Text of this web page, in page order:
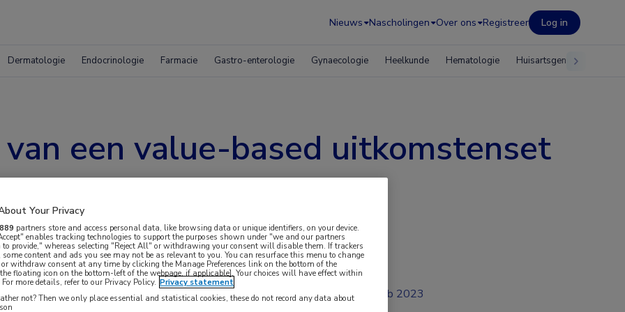
Nieuws Nascholingen Over ons Registreer Log in
Dermatologie Endocrinologie Farmacie Gastro-enterologie Gynaecologie Heelkunde Hematologie Huisartsgeneeskunde
een value-based uitkomstenset
een meer value-based benadering, is het
feb 2023
Your Privacy
889 partners store and access personal data, like browsing data or unique identifiers, on your device.
enables tracking technologies to support the purposes shown under "we and our partners
to provide," whereas selecting "Reject All" or withdrawing your consent will disable them. If trackers
some content and ads you see may not be as relevant to you. You can resurface this menu to change
or withdraw consent at any time by clicking the Manage Preferences link on the bottom of the
floating icon on the bottom-left of the webpage, if applicable]. Your choices will have effect within
more details, refer to our Privacy Policy. Privacy statement
not? Then we only place essential and statistical cookies, these do not record any data about